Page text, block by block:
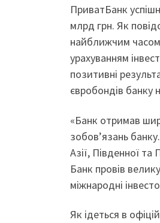
П​риватБанк
млрд грн. Як
найближчим часом
урахуванням
позитивні
євробондів
«Банк отримав
зобов’язань
Азії, Південної
Банк провів
міжнародні
Як ідеться в